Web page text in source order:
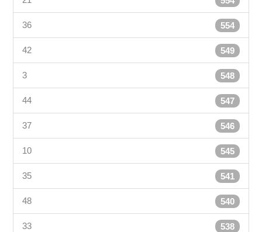
554
36
549
42
548
3
547
44
546
37
545
10
541
35
540
48
538
33